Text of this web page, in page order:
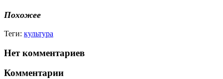
Похожее
Теги: культура
Нет комментариев
Комментарии